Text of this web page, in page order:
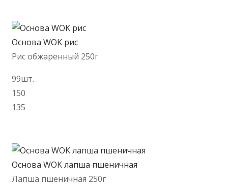
Основа WOK рис
Рис обжаренный 250г
99шт.
150
135
Основа WOK лапша пшеничная
Лапша пшеничная 250г